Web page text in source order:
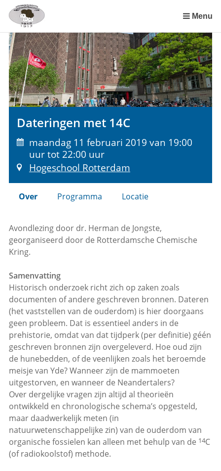
links
Spring
naar
de
inhoud
Spring
naar
menu
Menu
Dateringen met 14C
maandag 11 februari 2019 van 19:00
uur tot 22:00 uur
Hogeschool Rotterdam
Over Programma Locatie
Avondlezing door dr. Herman de Jongste,
georganiseerd door de Rotterdamsche Chemische
Kring.
Samenvatting
Historisch onderzoek richt zich op zaken zoals
documenten of andere geschreven bronnen. Dateren
(het vaststellen van de ouderdom) is hier doorgaans
geen probleem. Dat is essentieel anders in de
prehistorie, omdat van dat tijdperk (per definitie) géén
geschreven bronnen zijn overgeleverd. Hoe oud zijn
de hunebedden, of de veenlijken zoals het beroemde
meisje van Yde? Wanneer zijn de mammoeten
uitgestorven, en wanneer de Neandertalers?
Over dergelijke vragen zijn altijd al theorieën
ontwikkeld en chronologische schema’s opgesteld,
maar daadwerkelijk meten (in
natuurwetenschappelijke zin) van de ouderdom van
organische fossielen kan alleen met behulp van de 14C
(of radiokoolstof) methode.